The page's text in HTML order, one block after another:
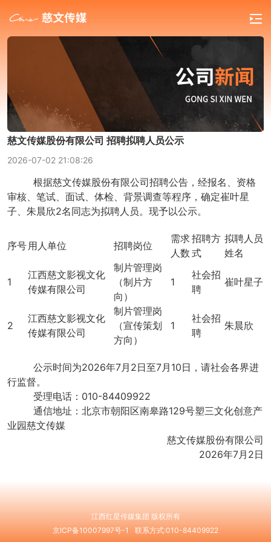
慈文传媒股份有限公司 招聘拟聘人员公示
2026-07-02 21:08:26
根据慈文传媒股份有限公司招聘公告，经报名、资格
审核、笔试、面试、体检、背景调查等程序，确定崔叶星
子、朱晨欣2名同志为拟聘人员。现予以公示。
序号用人单位 招聘岗位
需求
人数
招聘方
式
拟聘人员
姓名
1
江西慈文影视文化
传媒有限公司
制片管理岗
（制片方
向）
1
社会招
聘
崔叶星子
2
江西慈文影视文化
传媒有限公司
制片管理岗
（宣传策划
方向）
1
社会招
聘
朱晨欣
公示时间为2026年7月2日至7月10日，请社会各界进
行监督。
受理电话：010-84409922
通信地址：北京市朝阳区南皋路129号塑三文化创意产
业园慈文传媒
慈文传媒股份有限公司
2026年7月2日
江西红星传媒集团 版权所有
京ICP备10007997号-1
联系方式:010-84409922